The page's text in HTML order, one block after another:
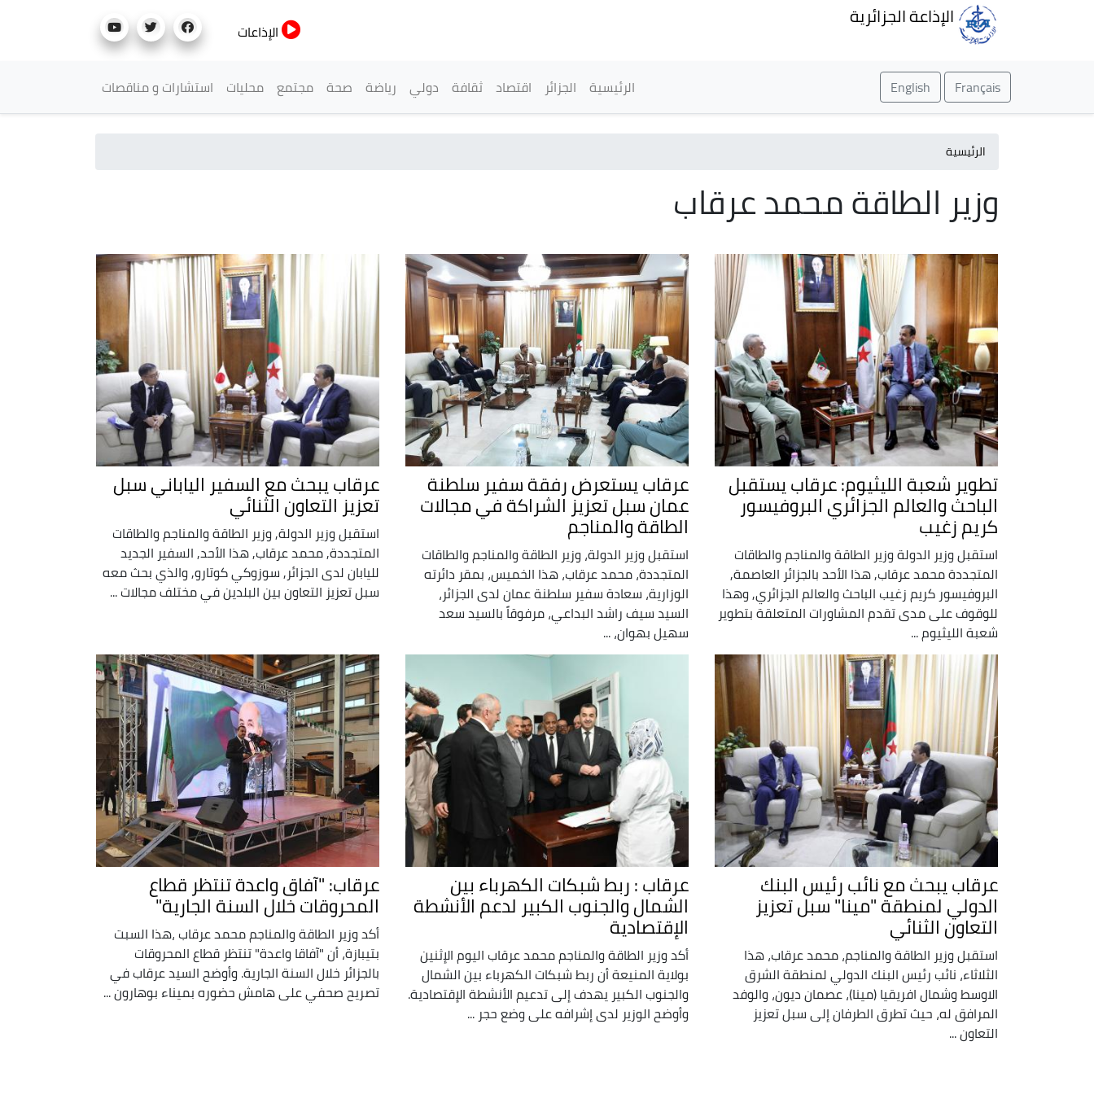
الإذاعة الجزائرية
الإذاعات
Français
English القائمة الرئيسية
الرئيسية الجزائر اقتصاد ثقافة دولي رياضة صحة مجتمع محليات استشارات و مناقصات
الرئيسية
وزير الطاقة محمد عرقاب
تطوير شعبة الليثيوم: عرقاب يستقبل
الباحث والعالم الجزائري البروفيسور
كريم زغيب
استقبل وزير الدولة وزير الطاقة والمناجم والطاقات
المتجددة محمد عرقاب, هذا الأحد بالجزائر العاصمة,
البروفيسور كريم زغيب الباحث والعالم الجزائري, وهذا
للوقوف على مدى تقدم المشاورات المتعلقة بتطوير
شعبة الليثيوم ...
عرقاب يستعرض رفقة سفير سلطنة
عمان سبل تعزيز الشراكة في مجالات
الطاقة والمناجم
استقبل وزير الدولة، وزير الطاقة والمناجم والطاقات
المتجددة، محمد عرقاب، هذا الخميس، بمقر دائرته
الوزارية، سعادة سفير سلطنة عمان لدى الجزائر،
السيد سيف راشد البداعي، مرفوقاً بالسيد سعد
سهيل بهوان، ...
عرقاب يبحث مع السفير الياباني سبل
تعزيز التعاون الثنائي
استقبل وزير الدولة, وزير الطاقة والمناجم والطاقات
المتجددة, محمد عرقاب, هذا الأحد, السفير الجديد
لليابان لدى الجزائر, سوزوكي كوتارو, والذي بحث معه
سبل تعزيز التعاون بين البلدين في مختلف مجالات ...
عرقاب يبحث مع نائب رئيس البنك
الدولي لمنطقة "مينا" سبل تعزيز
التعاون الثنائي
استقبل وزير الطاقة والمناجم، محمد عرقاب، هذا
الثلاثاء، نائب رئيس البنك الدولي لمنطقة الشرق
الاوسط وشمال افريقيا (مينا)، عصمان ديون، والوفد
المرافق له، حيث تطرق الطرفان إلى سبل تعزيز
التعاون ...
عرقاب : ربط شبكات الكهرباء بين
الشمال والجنوب الكبير لدعم الأنشطة
الإقتصادية
أكد وزير الطاقة والمناجم محمد عرقاب اليوم الإثنين
بولاية المنيعة أن ربط شبكات الكهرباء بين الشمال
والجنوب الكبير يهدف إلى تدعيم الأنشطة الإقتصادية.
وأوضح الوزير لدى إشرافه على وضع حجر ...
عرقاب: "آفاق واعدة تنتظر قطاع
المحروقات خلال السنة الجارية"
أكد وزير الطاقة والمناجم محمد عرقاب ،هذا السبت
بتيبازة، أن "آفاقا واعدة" تنتظر قطاع المحروقات
بالجزائر خلال السنة الجارية. وأوضح السيد عرقاب في
تصريح صحفي على هامش حضوره بميناء بوهارون ...